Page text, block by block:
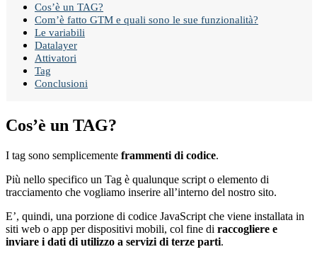
Cos’è un TAG?
Com’è fatto GTM e quali sono le sue funzionalità?
Le variabili
Datalayer
Attivatori
Tag
Conclusioni
Cos’è un TAG?
I tag sono semplicemente frammenti di codice.
Più nello specifico un Tag è qualunque script o elemento di
tracciamento che vogliamo inserire all’interno del nostro sito.
E’, quindi, una porzione di codice JavaScript che viene installata in
siti web o app per dispositivi mobili, col fine di raccogliere e
inviare i dati di utilizzo a servizi di terze parti.